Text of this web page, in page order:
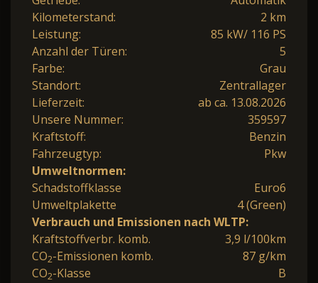
Kilometerstand:
2 km
Leistung:
85 kW/ 116 PS
Anzahl der Türen:
5
Farbe:
Grau
Standort:
Zentrallager
Lieferzeit:
ab ca. 13.08.2026
Unsere Nummer:
359597
Kraftstoff:
Benzin
Fahrzeugtyp:
Pkw
Umweltnormen:
Schadstoffklasse
Euro6
Umweltplakette
4 (Green)
Verbrauch und Emissionen nach WLTP:
Kraftstoffverbr. komb.
3,9 l/100km
CO2-Emissionen komb.
87 g/km
CO2-Klasse B